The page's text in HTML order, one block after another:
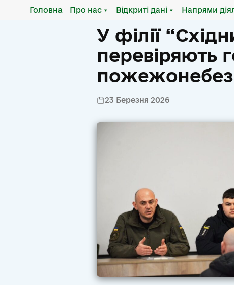
Головна Про нас Відкриті дані Напрями
У філії
перевіряють
23 Березня 2026